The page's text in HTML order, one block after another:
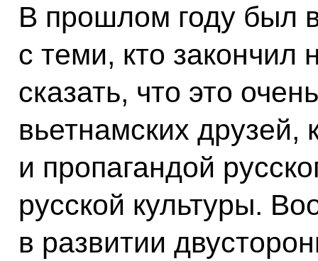
В прошлом году был
с теми, кто
сказать, что это
вьетнамских друзей,
и пропагандой
русской культуры.
в развитии